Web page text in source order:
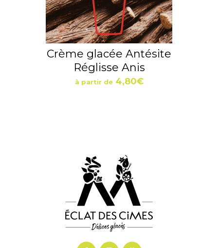
Crème glacée Antésite
Réglisse Anis
à partir de 4,80€